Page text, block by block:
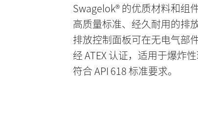
Swagelok® 的优质材料和组
高质量标准、经久耐用的排
排放控制面板可在无电气部
经 ATEX 认证，适用于爆炸性
符合 API 618 标准要求。